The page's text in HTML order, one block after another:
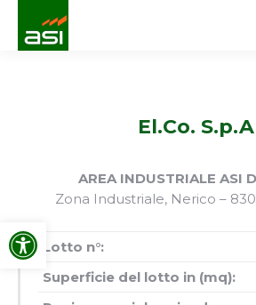
Apri la barra degli strumenti
El.Co.
AREA INDUSTRIALE ASI
Zona Industriale, Nerico –
Lotto n°:
Superficie del lotto in (mq):